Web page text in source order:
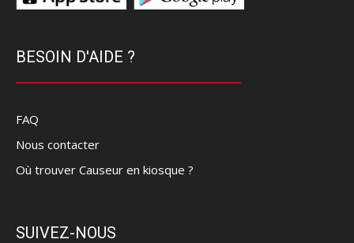
BESOIN D'AIDE ?
FAQ
Nous contacter
Où trouver Causeur en kiosque ?
SUIVEZ-NOUS